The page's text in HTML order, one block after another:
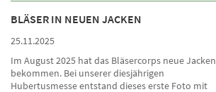
BLÄSER IN NEUEN JACKEN
25.11.2025
Im August 2025 hat das Bläsercorps neue Jacken
bekommen. Bei unserer diesjährigen
Hubertusmesse entstand dieses erste Foto mit